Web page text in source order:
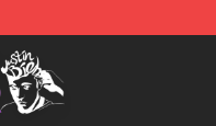
Merchandise Shop